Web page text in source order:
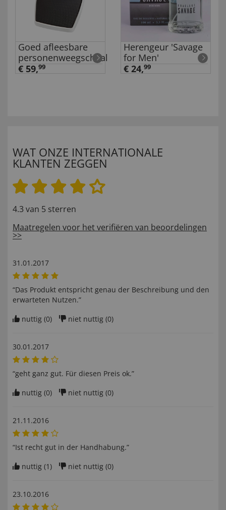
Goed afleesbare
personenweegschaal
€ 59,99
Herengeur 'Savage
for Men'
€ 24,99
WAT ONZE INTERNATIONALE
KLANTEN ZEGGEN
4.3 van 5 sterren
Maatregelen voor het verifiëren van beoordelingen
>>
31.01.2017
“Das Produkt entspricht genau der Beschreibung und den
erwarteten Nutzen.”
nuttig (0) niet nuttig (0)
30.01.2017
“geht ganz gut. Für diesen Preis ok.”
nuttig (0) niet nuttig (0)
21.11.2016
“Ist recht gut in der Handhabung.”
nuttig (1) niet nuttig (0)
23.10.2016